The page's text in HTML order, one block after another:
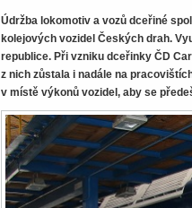
Údržba lokomotiv a vozů dceřiné
kolejových vozidel Českých drah.
republice. Při vzniku dceřinky ČD
z nich zůstala i nadále na
v místě výkonů vozidel, aby se